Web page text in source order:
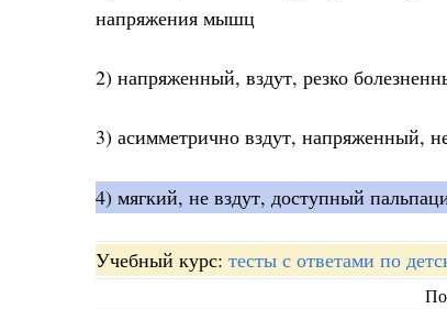
напряжения мышц
2) напряженный, вздут, резко
3) асимметрично вздут, напряженный,
4) мягкий, не вздут, доступный
Учебный курс: тесты с ответами по